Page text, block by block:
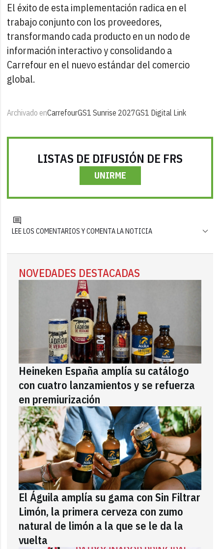
El éxito de esta implementación radica en el
trabajo conjunto con los proveedores,
transformando cada producto en un nodo de
información interactivo y consolidando a
Carrefour en el nuevo estándar del comercio
global.
Archivado enCarrefourGS1 Sunrise 2027GS1 Digital Link
LISTAS DE DIFUSIÓN DE FRS
UNIRME
LEE LOS COMENTARIOS Y COMENTA LA NOTICIA
NOVEDADES DESTACADAS
Heineken España amplía su catálogo
con cuatro lanzamientos y se refuerza
en premiurización
El Águila amplía su gama con Sin Filtrar
Limón, la primera cerveza con zumo
natural de limón a la que se le da la
vuelta